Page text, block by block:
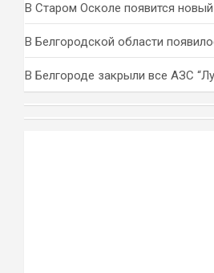
В Старом Осколе появится
В Белгородской области
В Белгороде закрыли все АЗС